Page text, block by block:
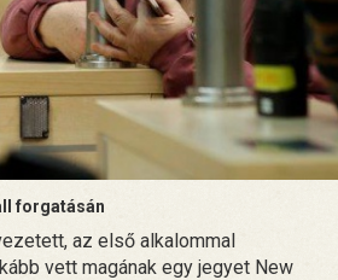
forgatásán
az első alkalommal
vett magának egy jegyet New